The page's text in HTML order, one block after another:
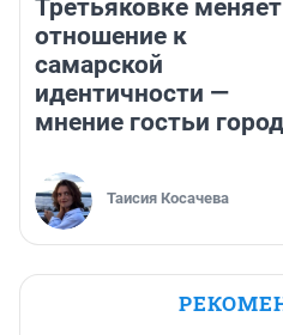
Третьяковке меняет
отношение к
самарской
идентичности —
мнение гостьи
Таисия Косачева